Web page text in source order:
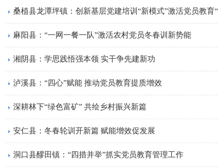
桑植县龙潭坪镇：创新基层党建培训“新模式”激活党员教育
麻阳县：“一网一餐一队”激活农村党员冬春训新势能
湘阴县：学思践悟强本领 实干争先建新功
泸溪县：“四心”赋能 推动党员教育提质增效
深耕林下“绿色富矿” 共绘乡村振兴新篇
安仁县：冬春轮训开新篇 赋能增效促发展
洞口县醪田镇：“四措并举”抓实党员教育管理工作